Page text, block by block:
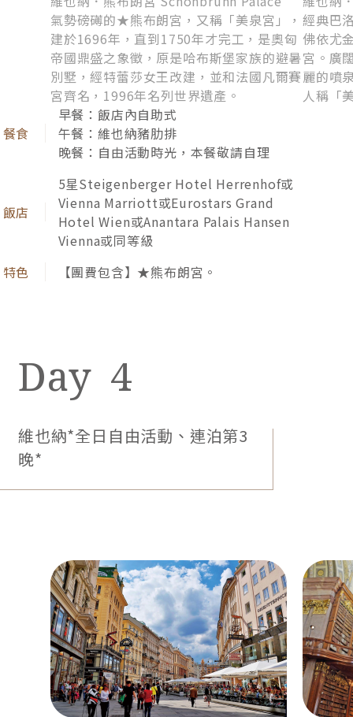
特聘設計團隊打造嶄新客艙，硬體設備相當新穎，燈
光隨情境柔和變化，帶來優雅舒適的飛航體驗。
出國，值得對自己好一點！歡迎加價升等「商務
艙」，解鎖更舒適的座椅空間，神采奕奕航向異國祕
星宇航空打破機上餐的想像，不定期與知名餐飲品牌
聯手，讓您在飛航途中，一嚐特色餐餚。
氣勢磅礡的★熊布朗宮，又稱「美泉宮」，
建於1696年，直到1750年才完工，是奧匈
帝國鼎盛之象徵，原是哈布斯堡家族的避暑
別墅，經特蕾莎女王改建，並和法國凡爾賽
宮齊名，1996年名列世界遺產。
經典巴
佛依尤
宮。廣
麗的噴
人稱「
早餐：飯店內自助式
午餐：維也納豬肋排
晚餐：自由活動時光，本餐敬請自理
5星Steigenberger Hotel Herrenhof或
Vienna Marriott或Eurostars Grand
Hotel Wien或Anantara Palais Hansen
Vienna或同等級
【團費包含】★熊布朗宮。
4
維也納*全日自由活動、連泊第3
晚*